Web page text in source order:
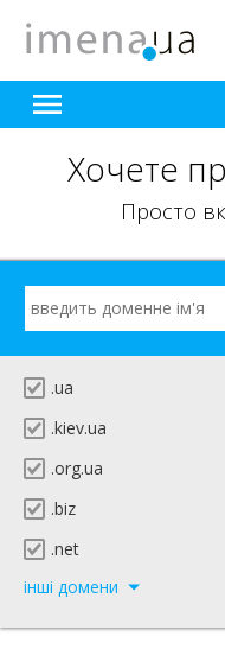
Хочете
Просто
.ua
.kiev.ua
.org.ua
.biz
.net
інші домени